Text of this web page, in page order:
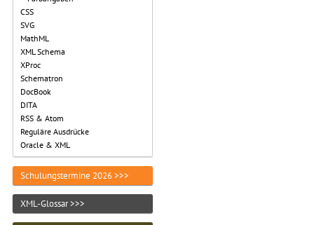
CSS
SVG
MathML
XML Schema
XProc
Schematron
DocBook
DITA
RSS & Atom
Reguläre Ausdrücke
Oracle & XML
Schulungstermine 2026 >>>
XML-Glossar >>>